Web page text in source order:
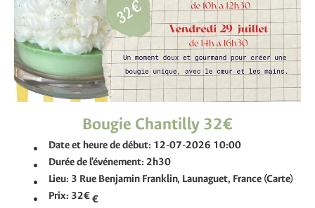
Bougie Chantilly 32€
Date et heure de début: 12-07-2026 10:00
Durée de l'événement: 2h30
Lieu: 3 Rue Benjamin Franklin, Launaguet, France (Carte)
Prix: 32€€